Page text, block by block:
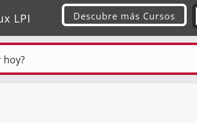
LPI Descubre más Cursos